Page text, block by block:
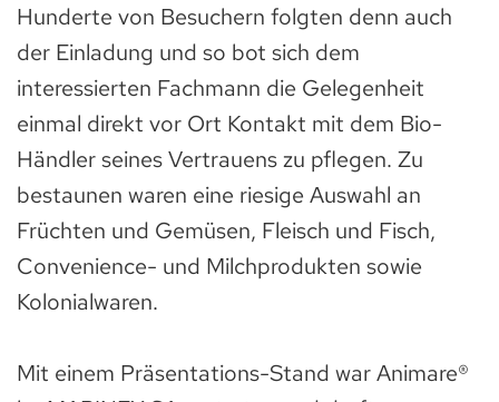
Hunderte von Besuchern folgten denn auch
der Einladung und so bot sich dem
interessierten Fachmann die Gelegenheit
einmal direkt vor Ort Kontakt mit dem Bio-
Händler seines Vertrauens zu pflegen. Zu
bestaunen waren eine riesige Auswahl an
Früchten und Gemüsen, Fleisch und Fisch,
Convenience- und Milchprodukten sowie
Kolonialwaren.
Mit einem Präsentations-Stand war Animare®